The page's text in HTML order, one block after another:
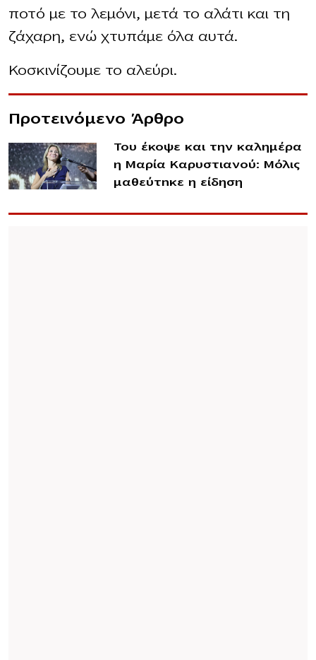
ποτό με το λεμόνι, μετά το αλάτι και τη
ζάχαρη, ενώ χτυπάμε όλα αυτά.
Κοσκινίζουμε το αλεύρι.
Προτεινόμενο Άρθρο
Του έκοψε και την καλημέρα
η Μαρία Καρυστιανού: Μόλις
μαθεύτnκε η είδηση